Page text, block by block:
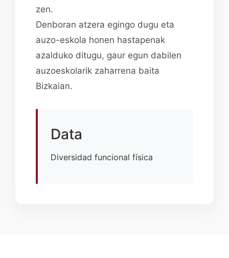
zen.
Denboran atzera egingo dugu eta
auzo-eskola honen hastapenak
azalduko ditugu, gaur egun dabilen
auzoeskolarik zaharrena baita
Bizkaian.
Data
Diversidad funcional física